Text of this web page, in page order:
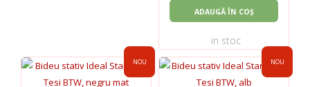
ADAUGĂ ÎN COȘ
in stoc
NOU NOU